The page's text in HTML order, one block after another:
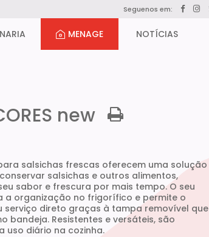
Seguenos em:
MENAGE NOTÍCIAS
new
salsichas frescas oferecem uma solução
salsichas e outros alimentos,
sabor e frescura por mais tempo. O seu
a organização no frigorífico e permite o
serviço direto graças à tampa removível que
bandeja. Resistentes e versáteis, são
uso diário na cozinha.